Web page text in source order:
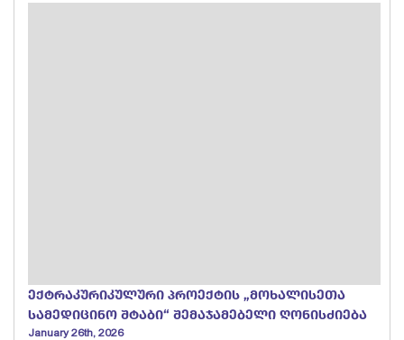
ექტრაკურიკულური პროექტის „მოხალისეთა
სამედიცინო შტაბი“ შემაჯამებელი ღონისძიება
January 26th, 2026